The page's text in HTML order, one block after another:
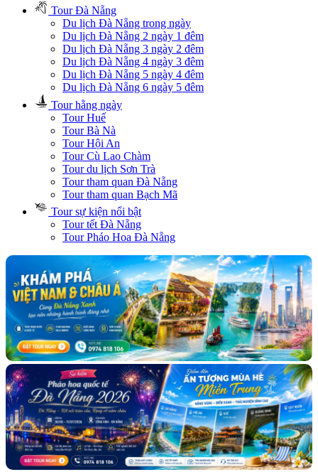
Tour Đà Nẵng
Du lịch Đà Nẵng trong ngày
Du lịch Đà Nẵng 2 ngày 1 đêm
Du lịch Đà Nẵng 3 ngày 2 đêm
Du lịch Đà Nẵng 4 ngày 3 đêm
Du lịch Đà Nẵng 5 ngày 4 đêm
Du lịch Đà Nẵng 6 ngày 5 đêm
Tour hằng ngày
Tour Huế
Tour Bà Nà
Tour Hội An
Tour Cù Lao Chàm
Tour du lịch Sơn Trà
Tour tham quan Đà Nẵng
Tour tham quan Bạch Mã
Tour sự kiện nổi bật
Tour tết Đà Nẵng
Tour Pháo Hoa Đà Nẵng